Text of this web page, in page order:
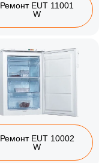
Ремонт EUT 11001
W
Ремонт EUT 10002
W